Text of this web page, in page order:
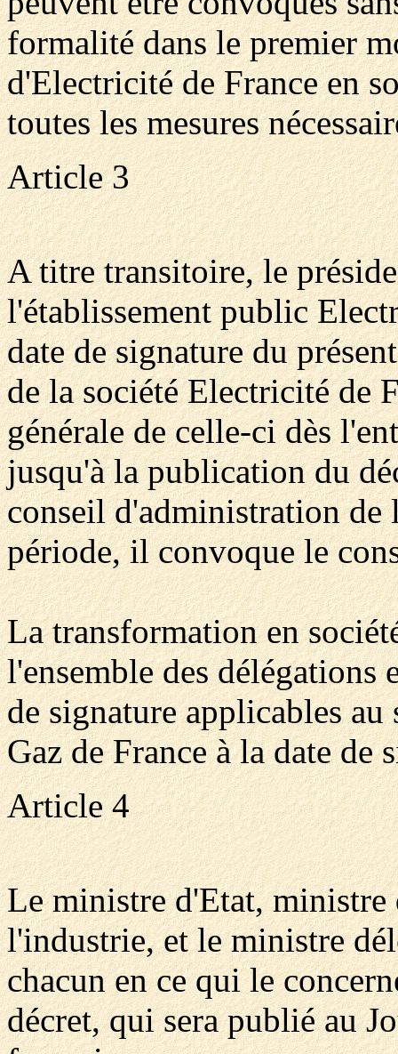
formalité dans le premier
d'Electricité de France en
toutes les mesures
Article 3
A titre transitoire, le
l'établissement public
date de signature du
de la société Electricité de
générale de celle-ci dès
jusqu'à la publication du
conseil d'administration de
période, il convoque le
La transformation en
l'ensemble des délégations
de signature applicables
Gaz de France à la date de
Article 4
Le ministre d'Etat, ministre
l'industrie, et le ministre
chacun en ce qui le
décret, qui sera publié au